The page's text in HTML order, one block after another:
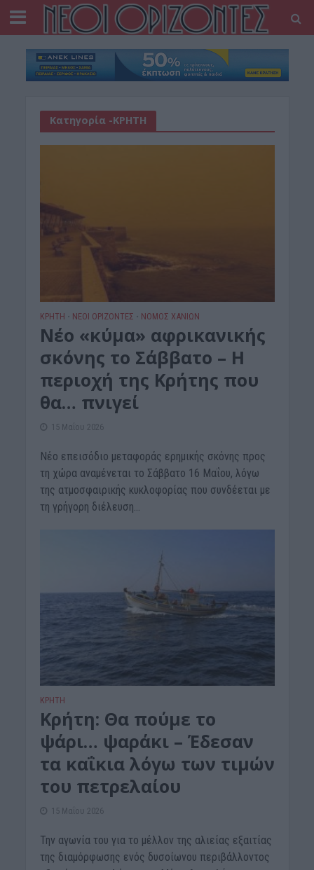
Κατηγορία -ΚΡΗΤΗ
ΚΡΗΤΗ • ΝΕΟΙ ΟΡΙΖΟΝΤΕΣ • ΝΟΜΌΣ ΧΑΝΊΩΝ
Νέο «κύμα» αφρικανικής
σκόνης το Σάββατο – Η
περιοχή της Κρήτης που
θα… πνιγεί
15 Μαΐου 2026
Νέο επεισόδιο μεταφοράς ερημικής σκόνης προς
τη χώρα αναμένεται το Σάββατο 16 Μαΐου, λόγω
της ατμοσφαιρικής κυκλοφορίας που συνδέεται με
τη γρήγορη διέλευση...
ΚΡΗΤΗ
Κρήτη: Θα πούμε το
ψάρι… ψαράκι – Έδεσαν
τα καΐκια λόγω των τιμών
του πετρελαίου
15 Μαΐου 2026
Την αγωνία του για το μέλλον της αλιείας εξαιτίας
της διαμόρφωσης ενός δυσοίωνου περιβάλλοντος